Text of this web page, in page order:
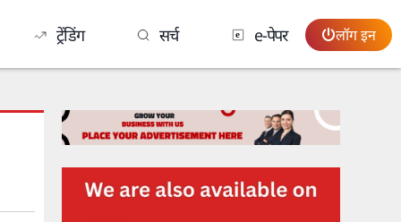
ट्रेंडिंग सर्च e-पेपर लॉग इन